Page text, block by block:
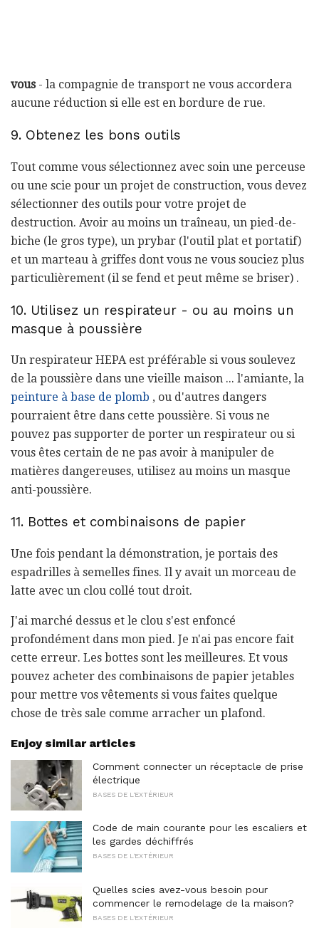
vous- la compagnie de transport ne vous accordera
aucune réduction si elle est en bordure de rue.
9. Obtenez les bons outils
Tout comme vous sélectionnez avec soin une perceuse
ou une scie pour un projet de construction, vous devez
sélectionner des outils pour votre projet de
destruction. Avoir au moins un traîneau, un pied-de-
biche (le gros type), un prybar (l'outil plat et portatif)
et un marteau à griffes dont vous ne vous souciez plus
particulièrement (il se fend et peut même se briser) .
10. Utilisez un respirateur - ou au moins un
masque à poussière
Un respirateur HEPA est préférable si vous soulevez
de la poussière dans une vieille maison ... l'amiante, la
peinture à base de plomb , ou d'autres dangers
pourraient être dans cette poussière. Si vous ne
pouvez pas supporter de porter un respirateur ou si
vous êtes certain de ne pas avoir à manipuler de
matières dangereuses, utilisez au moins un masque
anti-poussière.
11. Bottes et combinaisons de papier
Une fois pendant la démonstration, je portais des
espadrilles à semelles fines. Il y avait un morceau de
latte avec un clou collé tout droit.
J'ai marché dessus et le clou s'est enfoncé
profondément dans mon pied. Je n'ai pas encore fait
cette erreur. Les bottes sont les meilleures. Et vous
pouvez acheter des combinaisons de papier jetables
pour mettre vos vêtements si vous faites quelque
chose de très sale comme arracher un plafond.
Enjoy similar articles
Comment connecter un réceptacle de prise
électrique
BASES DE L'EXTÉRIEUR
Code de main courante pour les escaliers et
les gardes déchiffrés
BASES DE L'EXTÉRIEUR
Quelles scies avez-vous besoin pour
commencer le remodelage de la maison?
BASES DE L'EXTÉRIEUR